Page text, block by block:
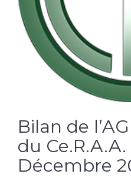
Bilan de
du
Décembre